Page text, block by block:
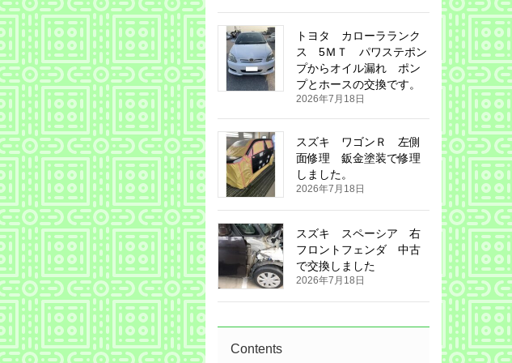
トヨタ カローラランク
ス 5ＭＴ パワステポン
プからオイル漏れ ポン
プとホースの交換です。
2026年7月18日
スズキ ワゴンＲ 左側
面修理 鈑金塗装で修理
しました。
2026年7月18日
スズキ スペーシア 右
フロントフェンダ 中古
で交換しました
2026年7月18日
Contents